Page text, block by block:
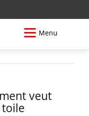
Menu
veut